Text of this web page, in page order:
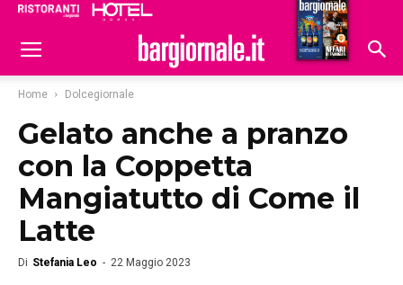
Hoteldomani
Home Dolcegiornale
Gelato anche a pranzo
con la Coppetta
Mangiatutto di Come il
Latte
Di Stefania Leo - 22 Maggio 2023